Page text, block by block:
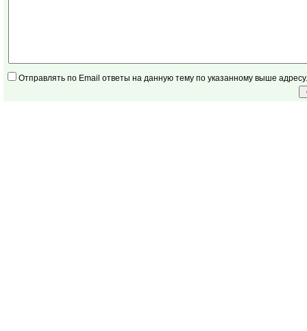
Отправлять по Email ответы на данную тему по указанному выше адресу.